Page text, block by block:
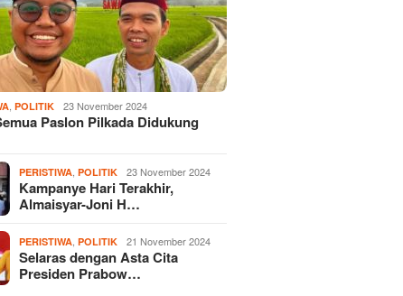
,POLITIK 23 November 2024
Paslon Pilkada Didukung
PERISTIWA ,POLITIK 23 November 2024
Kampanye Hari Terakhir,
Almaisyar-Joni H…
PERISTIWA ,POLITIK 21 November 2024
Selaras dengan Asta Cita
Presiden Prabow…